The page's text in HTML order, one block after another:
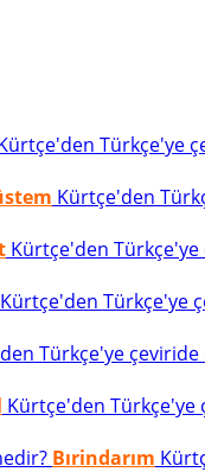
Türkçe'ye
Kürtçe'den
Kürtçe'den Türkçe'ye
Kürtçe'den Türkçe'ye
Türkçe'ye çeviride
Kürtçe'den Türkçe'ye
Bırindarım